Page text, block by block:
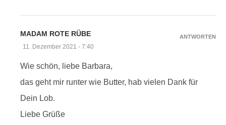
MADAM ROTE RÜBE
11. Dezember 2021 - 7:40
Wie schön, liebe Barbara,
das geht mir runter wie Butter, hab vielen Dank für
Dein Lob.
Liebe Grüße
ANTWORTEN